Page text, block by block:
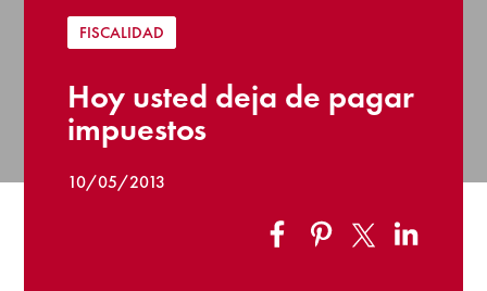
FISCALIDAD
Hoy usted deja de pagar
impuestos
10/05/2013